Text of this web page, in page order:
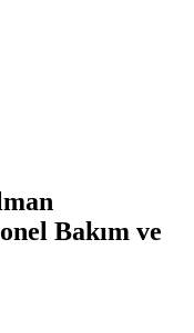
Bakım ve